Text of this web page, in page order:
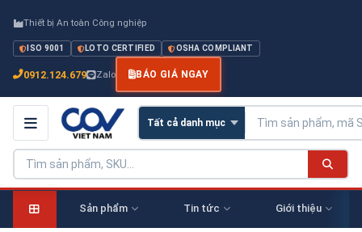
Thiết bị An toàn Công nghiệp
ISO 9001 LOTO CERTIFIED OSHA COMPLIANT
0912.124.679 Zalo BÁO GIÁ NGAY
Sản phẩm Tin tức Giới thiệu